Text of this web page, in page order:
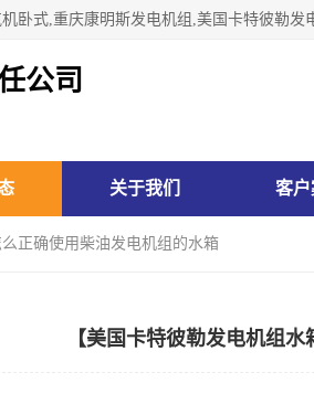
公司
关于我们 客户
正确使用柴油发电机组的水箱
【美国卡特彼勒发电机组